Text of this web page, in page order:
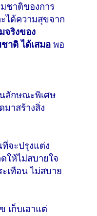
ชาติของการ
ได้ความสุขจาก
จริงของ
าติ ได้เสมอ พอ
ลักษณะพิเศษ
าสร้างสิ่ง
จะปรุงแต่ง
ให้ไม่สบายใจ
เทือน ไม่สบาย
เก็บเอาแต่